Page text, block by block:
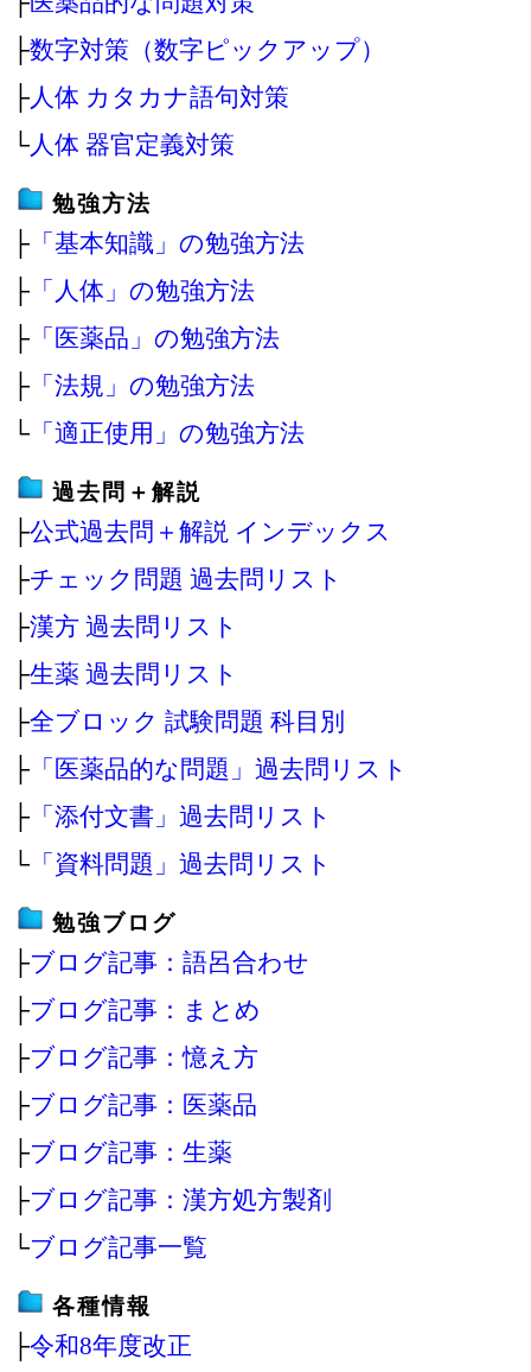
├数字対策（数字ピックアップ）
├人体 カタカナ語句対策
└人体 器官定義対策
勉強方法
├ 「基本知識」の勉強方法
├ 「人体」の勉強方法
├ 「医薬品」の勉強方法
├ 「法規」の勉強方法
└ 「適正使用」の勉強方法
過去問＋解説
├公式過去問＋解説 インデックス
├チェック問題 過去問リスト
├漢方 過去問リスト
├生薬 過去問リスト
├全ブロック 試験問題 科目別
├ 「医薬品的な問題」過去問リスト
├ 「添付文書」過去問リスト
└ 「資料問題」過去問リスト
勉強ブログ
├ブログ記事：語呂合わせ
├ブログ記事：まとめ
├ブログ記事：憶え方
├ブログ記事：医薬品
├ブログ記事：生薬
├ブログ記事：漢方処方製剤
└ブログ記事一覧
各種情報
├令和8年度改正